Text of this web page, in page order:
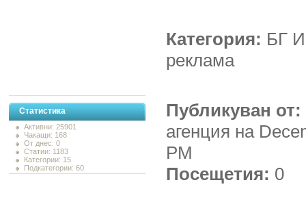
Статистика
Активни: 25901
Чакащи: 168
От днес: 0
Статии: 1183
Категории: 15
Подкатегории: 60
Категория: БГ
реклама
Публикуван от:
агенция на
PM
Посещетия: 0